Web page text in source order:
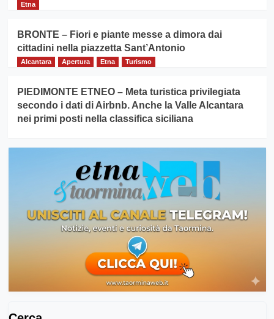
Etna
BRONTE – Fiori e piante messe a dimora dai
cittadini nella piazzetta Sant’Antonio
Alcantara Apertura Etna Turismo
PIEDIMONTE ETNEO – Meta turistica privilegiata
secondo i dati di Airbnb. Anche la Valle Alcantara
nei primi posti nella classifica siciliana